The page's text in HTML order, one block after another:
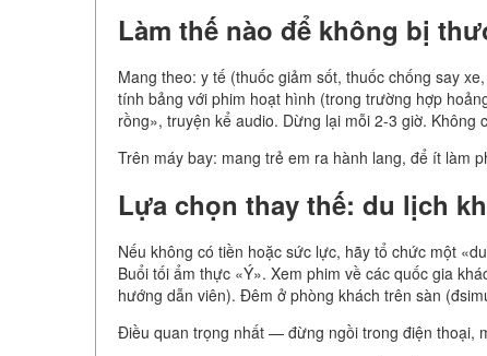
Làm thế nào để không bị
Mang theo: y tế (thuốc giảm sốt, thuốc chống say
tính bảng với phim hoạt hình (trong trường hợp
rồng», truyện kể audio. Dừng lại mỗi 2-3 giờ. Không
Trên máy bay: mang trẻ em ra hành lang, để ít làm
Lựa chọn thay thế: du lịch
Nếu không có tiền hoặc sức lực, hãy tổ chức một
Buổi tối ẩm thực «Ý». Xem phim về các quốc gia
hướng dẫn viên). Đêm ở phòng khách trên sàn
Điều quan trọng nhất — đừng ngồi trong điện thoại,